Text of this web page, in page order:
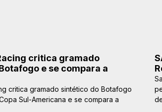
critica gramado
e se compara a
critica gramado sintético do Botafogo
Sul-Americana e se compara a